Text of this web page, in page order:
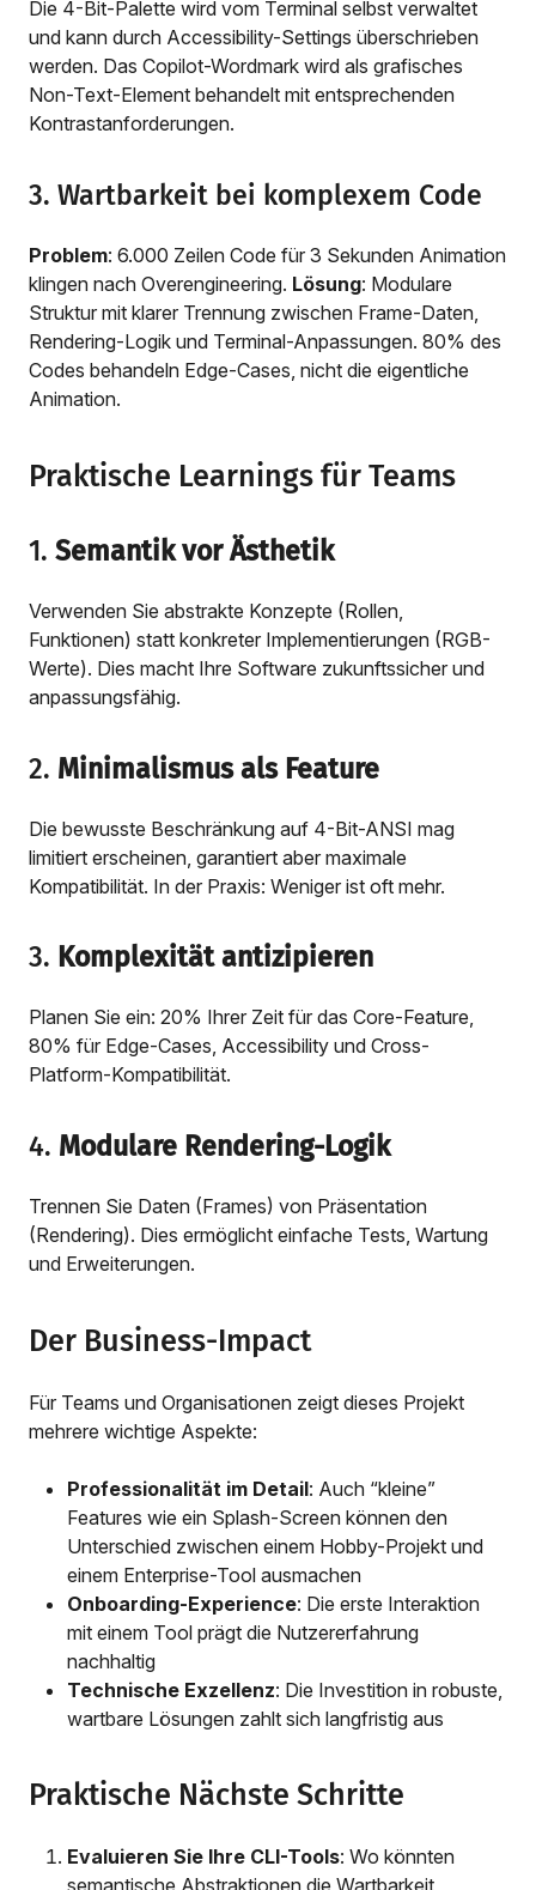
Die 4-Bit-Palette wird vom Terminal selbst verwaltet
und kann durch Accessibility-Settings überschrieben
werden. Das Copilot-Wordmark wird als grafisches
Non-Text-Element behandelt mit entsprechenden
Kontrastanforderungen.
3. Wartbarkeit bei komplexem Code
Problem: 6.000 Zeilen Code für 3 Sekunden Animation
klingen nach Overengineering. Lösung: Modulare
Struktur mit klarer Trennung zwischen Frame-Daten,
Rendering-Logik und Terminal-Anpassungen. 80% des
Codes behandeln Edge-Cases, nicht die eigentliche
Animation.
Praktische Learnings für Teams
1. Semantik vor Ästhetik
Verwenden Sie abstrakte Konzepte (Rollen,
Funktionen) statt konkreter Implementierungen (RGB-
Werte). Dies macht Ihre Software zukunftssicher und
anpassungsfähig.
2. Minimalismus als Feature
Die bewusste Beschränkung auf 4-Bit-ANSI mag
limitiert erscheinen, garantiert aber maximale
Kompatibilität. In der Praxis: Weniger ist oft mehr.
3. Komplexität antizipieren
Planen Sie ein: 20% Ihrer Zeit für das Core-Feature,
80% für Edge-Cases, Accessibility und Cross-
Platform-Kompatibilität.
4. Modulare Rendering-Logik
Trennen Sie Daten (Frames) von Präsentation
(Rendering). Dies ermöglicht einfache Tests, Wartung
und Erweiterungen.
Der Business-Impact
Für Teams und Organisationen zeigt dieses Projekt
mehrere wichtige Aspekte:
Professionalität im Detail: Auch “kleine”
Features wie ein Splash-Screen können den
Unterschied zwischen einem Hobby-Projekt und
einem Enterprise-Tool ausmachen
Onboarding-Experience: Die erste Interaktion
mit einem Tool prägt die Nutzererfahrung
nachhaltig
Technische Exzellenz: Die Investition in robuste,
wartbare Lösungen zahlt sich langfristig aus
Praktische Nächste Schritte
Evaluieren Sie Ihre CLI-Tools: Wo könnten